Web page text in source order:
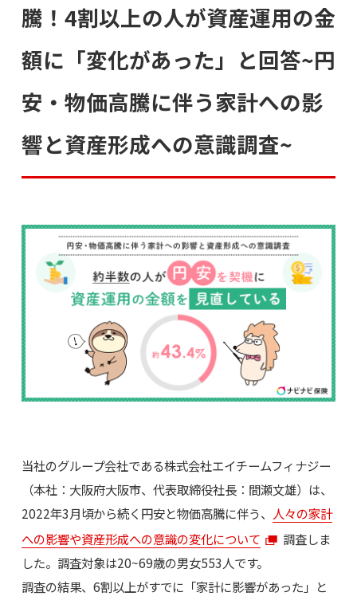
騰！4割以上の人が資産運用の金
額に「変化があった」と回答~円
安・物価高騰に伴う家計への影
響と資産形成への意識調査~
当社のグループ会社である株式会社エイチームフィナジー
（本社：大阪府大阪市、代表取締役社長：間瀬文雄）は、
2022年3月頃から続く円安と物価高騰に伴う、 人々の家計
への影響や資産形成への意識の変化について
調査しま
した。調査対象は20~69歳の男女553人です。
調査の結果、6割以上がすでに「家計に影響があった」と